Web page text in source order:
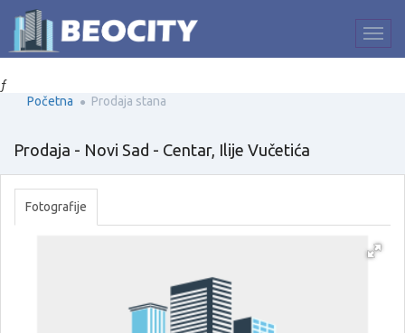
ƒ
Početna Prodaja stana
Prodaja - Novi Sad - Centar, Ilije Vučetića
Fotografije